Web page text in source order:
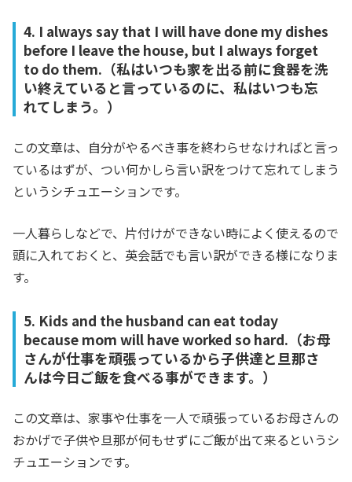
4. I always say that I will have done my dishes
before I leave the house, but I always forget
to do them.（私はいつも家を出る前に食器を洗
い終えていると言っているのに、私はいつも忘
れてしまう。）
この文章は、自分がやるべき事を終わらせなければと言っ
ているはずが、つい何かしら言い訳をつけて忘れてしまう
というシチュエーションです。
一人暮らしなどで、片付けができない時によく使えるので
頭に入れておくと、英会話でも言い訳ができる様になりま
す。
5. Kids and the husband can eat today
because mom will have worked so hard.（お母
さんが仕事を頑張っているから子供達と旦那さ
んは今日ご飯を食べる事ができます。）
この文章は、家事や仕事を一人で頑張っているお母さんの
おかげで子供や旦那が何もせずにご飯が出て来るというシ
チュエーションです。